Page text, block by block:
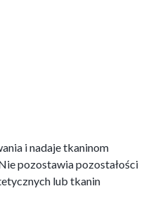
i nadaje tkaninom
pozostawia pozostałości
lub tkanin